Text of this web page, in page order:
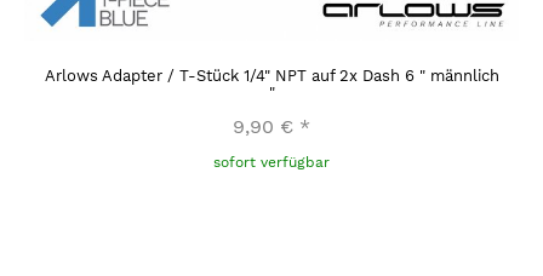
Arlows Adapter / T-Stück 1/4" NPT auf 2x Dash 6 " männlich
"
9,90 € *
sofort verfügbar